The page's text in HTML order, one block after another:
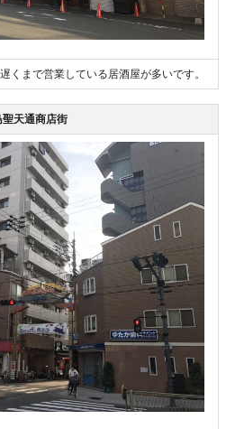
くまで営業している居酒屋が多いです。
聖天通商店街